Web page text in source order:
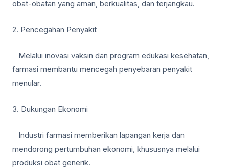
obat-obatan yang aman, berkualitas, dan terjangkau.
2. Pencegahan Penyakit
Melalui inovasi vaksin dan program edukasi kesehatan,
farmasi membantu mencegah penyebaran penyakit
menular.
3. Dukungan Ekonomi
Industri farmasi memberikan lapangan kerja dan
mendorong pertumbuhan ekonomi, khususnya melalui
produksi obat generik.